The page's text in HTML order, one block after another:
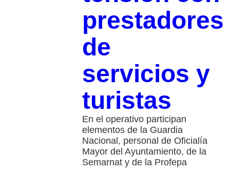
prestadores
de
servicios y
turistas
En el operativo participan
elementos de la Guardia
Nacional, personal de Oficialía
Mayor del Ayuntamiento, de la
Semarnat y de la Profepa